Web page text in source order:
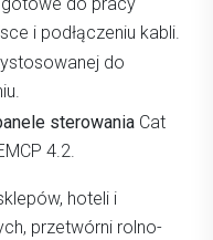
i podłączeniu kabli.
do
sterowania Cat
4.2.
hoteli i
przetwórni rolno-